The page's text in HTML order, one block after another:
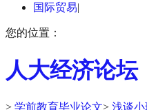
国际贸易|
您的位置：
人大经济论坛
> 学前教育毕业论文> 浅谈